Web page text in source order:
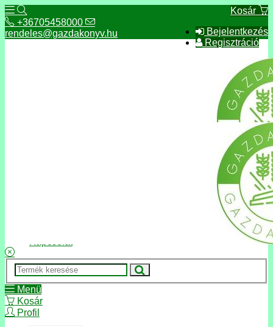
Kosár
Bejelentkezés
Regisztráció
+36705458000
rendeles@gazdakonyv.hu
Menü
Kosár
Profil